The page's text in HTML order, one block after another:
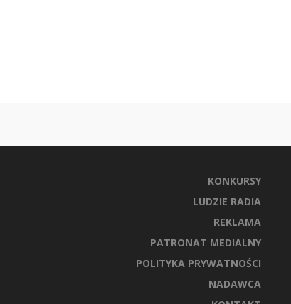
KONKURSY
LUDZIE RADIA
REKLAMA
PATRONAT MEDIALNY
POLITYKA PRYWATNOŚCI
NADAWCA